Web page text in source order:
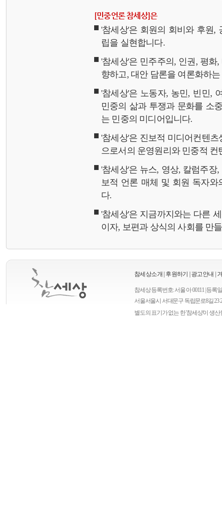
[민중언론 참세상]은
'참세상'은 회원의 회비와 후원,
립을 실현합니다.
'참세상'은 민주주의, 인권, 평
향하고, 대안 담론을 여론화하
'참세상'은 노동자, 농민, 빈민,
민중의 삶과 투쟁과 문화를 소
는 민중의 미디어입니다.
'참세상'은 진보적 미디어컨텐
으로서의 운영원리와 민중적
'참세상'은 뉴스, 영상, 칼럼주
보적 언론 매체 및 회원 독자와
다.
'참세상'은 지금까지와는 다른
이자, 보편과 상식의 사회를 만
참세상소개 후원하기 광고안내
참세상 등록번호: 서울 아 00111 | 등록
서울서울시 서대문구 독립문로8길 23
별도의 표기가 없는 한 '참세상'이 생